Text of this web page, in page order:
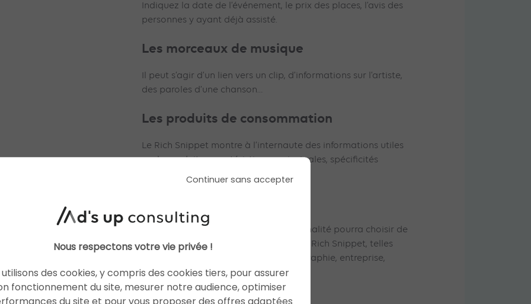
Indiquez la date de l’événement, le prix des places, l’avis des
personnes y ayant déjà assisté.
Les morceaux de musique
Il peut s’agir d’un lien vers un clip, d’informations sur l’artiste,
des paroles d’une chanson…
Les produits de consommation
Le Rich Snippet montre à l’internaute des informations utiles
sur le produit : caractéristiques principales, spécificités
techniques, ingrédients, photo(s)…
Une page web présentant une personnalité pourra choisir de
placer différentes informations dans le Rich Snippet, telles
que : photo, date de naissance, filmographie, entreprise,
emploi actuel, nationalité…
Les entreprises
Continuer sans accepter
Nous respectons votre vie privée !
utilisons des cookies, y compris des cookies tiers, pour assurer
fonctionnement du site, mesurer notre audience, optimiser